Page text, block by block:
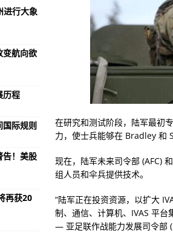
馆
点深入推进优质粮食工程
在哪？
贸合作发展历程
在研究和测试阶段，陆军最初
力，使士兵能够在 Bradley 和
现在，陆军未来司令部 (AFC)
组人员和伞兵提供技术。
“陆军正在投资资源，以扩大
制、通信、计算机、IVAS 平
— 亚足联作战能力发展司令部
进行大象
变航向欲
历程
国际规则
告！美股
再获20